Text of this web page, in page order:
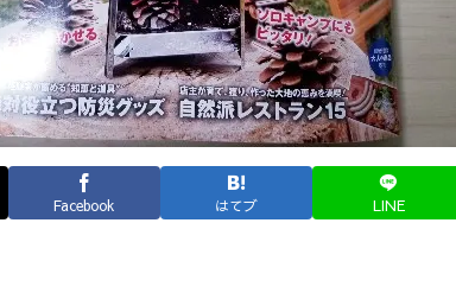
Facebook はてブ LINE